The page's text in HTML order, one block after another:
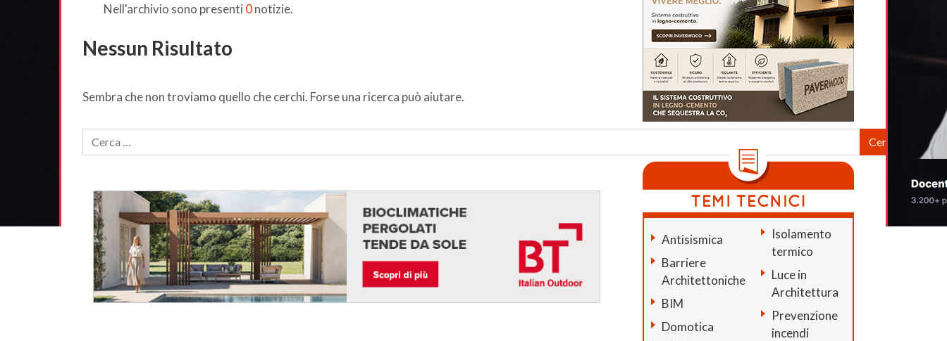
Nell'archivio sono presenti 0notizie.
Nessun Risultato
Sembra che non troviamo quello che cerchi. Forse una ricerca può aiutare.
Antisismica
Barriere
Architettoniche
BIM
Domotica
Isolamento
termico
Luce in
Architettura
Prevenzione
incendi